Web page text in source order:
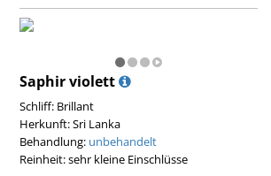
Saphir violett
Schliff: Brillant
Herkunft: Sri Lanka
Behandlung: unbehandelt
Reinheit: sehr kleine Einschlüsse